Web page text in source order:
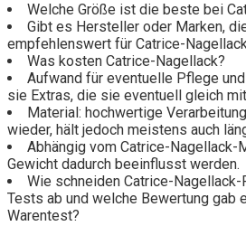
Welche Größe ist die beste bei
Gibt es Hersteller oder Marken,
empfehlenswert für Catrice-
Was kosten Catrice-Nagellack?
Aufwand für eventuelle Pflege
sie Extras, die sie eventuell gleich
Material: hochwertige
wieder, hält jedoch meistens auch
Abhängig vom Catrice-Nagellack-
Gewicht dadurch beeinflusst werden.
Wie schneiden Catrice-
Tests ab und welche Bewertung gab
Warentest?